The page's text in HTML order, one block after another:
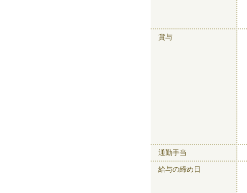
賞与
通勤手当
給与の締め日